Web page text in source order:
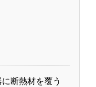
断熱材を覆う